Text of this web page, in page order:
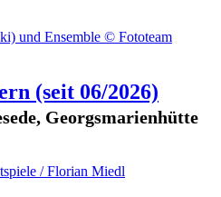
(seit 06/2026)
Georgsmarienhütte